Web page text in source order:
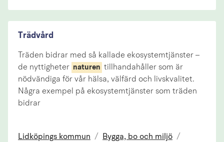
Trädvård
Träden bidrar med så kallade ekosystemtjänster –
de nyttigheter naturen tillhandahåller som är
nödvändiga för vår hälsa, välfärd och livskvalitet.
Några exempel på ekosystemtjänster som träden
bidrar
Lidköpings kommun / Bygga, bo och miljö /